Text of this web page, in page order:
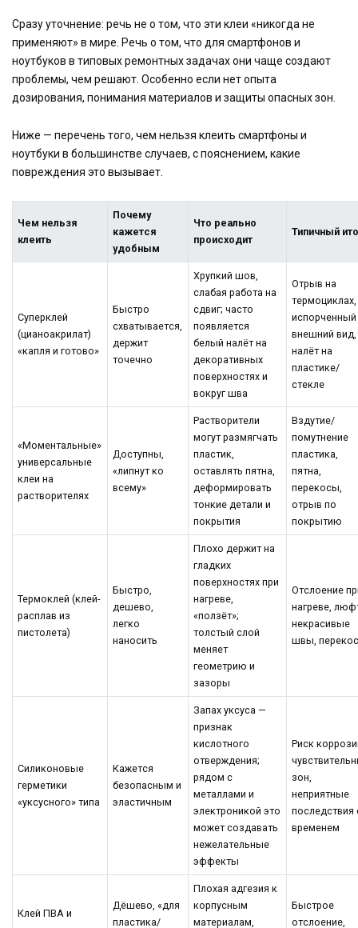
Сразу уточнение: речь не о том, что эти клеи «никогда не
применяют» в мире. Речь о том, что для смартфонов и
ноутбуков в типовых ремонтных задачах они чаще создают
проблемы, чем решают. Особенно если нет опыта
дозирования, понимания материалов и защиты опасных зон.
Ниже — перечень того, чем нельзя клеить смартфоны и
ноутбуки в большинстве случаев, с пояснением, какие
повреждения это вызывает.
Чем нельзя
клеить
Почему
кажется
удобным
Что реально
происходит
Типичный
Суперклей
(цианоакрилат)
«капля и готово»
Быстро
схватывается,
держит
точечно
Хрупкий шов,
слабая работа на
сдвиг; часто
появляется
белый налёт на
декоративных
поверхностях и
вокруг шва
Отрыв на
термоциклах,
испорченный
внешний вид,
налёт на
пластике/
стекле
«Моментальные»
универсальные
клеи на
растворителях
Доступны,
«липнут ко
всему»
Растворители
могут размягчать
пластик,
оставлять пятна,
деформировать
тонкие детали и
покрытия
Вздутие/
помутнение
пластика,
пятна,
перекосы,
отрыв по
покрытию
Термоклей (клей-
расплав из
пистолета)
Быстро,
дешево,
легко
наносить
Плохо держит на
гладких
поверхностях при
нагреве,
«ползёт»;
толстый слой
меняет
геометрию и
зазоры
Отслоение
нагреве,
некрасивые
швы,
Силиконовые
герметики
«уксусного» типа
Кажется
безопасным и
эластичным
Запах уксуса —
признак
кислотного
отверждения;
рядом с
металлами и
электроникой это
может создавать
нежелательные
эффекты
Риск
зон,
неприятные
последствия
временем
Клей ПВА и
Дёшево, «для
пластика/
Плохая адгезия к
корпусным
материалам,
Быстрое
отслоение,